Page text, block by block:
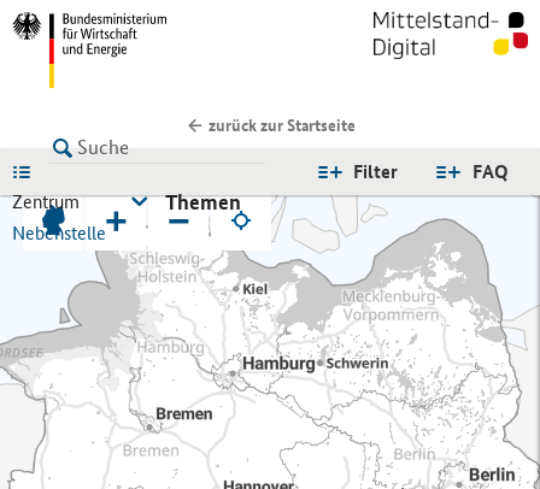
zurück zur Startseite
FAQ
Filter
Zentrum
Nebenstelle
Themen
+ −